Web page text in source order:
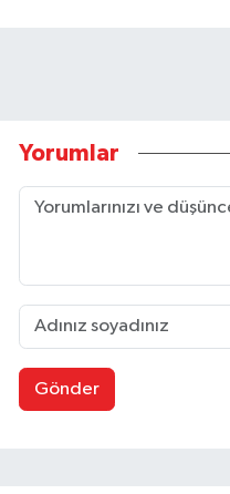
Yorumlar
Gönder